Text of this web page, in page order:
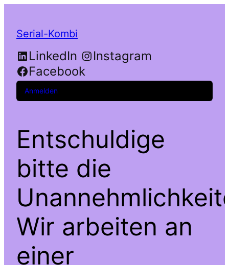
Serial-Kombi
LinkedIn
Instagram
Facebook
Anmelden
Entschuldige
bitte die
Wir arbeiten an
einer